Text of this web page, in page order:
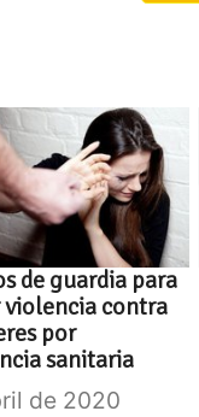
de guardia para
violencia contra
por
sanitaria
de 2020